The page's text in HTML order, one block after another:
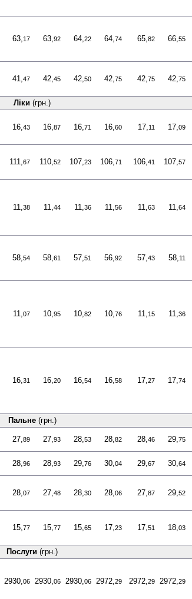
63, 17 63,92 64,22 64,74 65,82 66,55
41,47 42,45 42,50 42,75 42,75 42,75
Ліки (грн.)
16,43 16,87 16,71 16,60 17, 11 17,09
111,67 110,52 107,23 106,71 106,41 107,57
11,38 11,44 11,36 11,56 11,63 11,64
58,54 58,61 57,51 56,92 57,43 58, 11
11,07 10,95 10,82 10,76 11, 15 11,36
16,31 16,20 16,54 16,58 17,27 17,74
Пальне (грн.)
27,89 27,93 28,53 28,82 28,46 29,75
28,96 28,93 29,76 30,04 29,67 30,64
28,07 27,48 28,30 28,06 27,87 29,52
15,77 15,77 15,65 17,23 17,51 18,03
Послуги (грн.)
2930,06 2930,06 2930,06 2972,29 2972,29 2972,29